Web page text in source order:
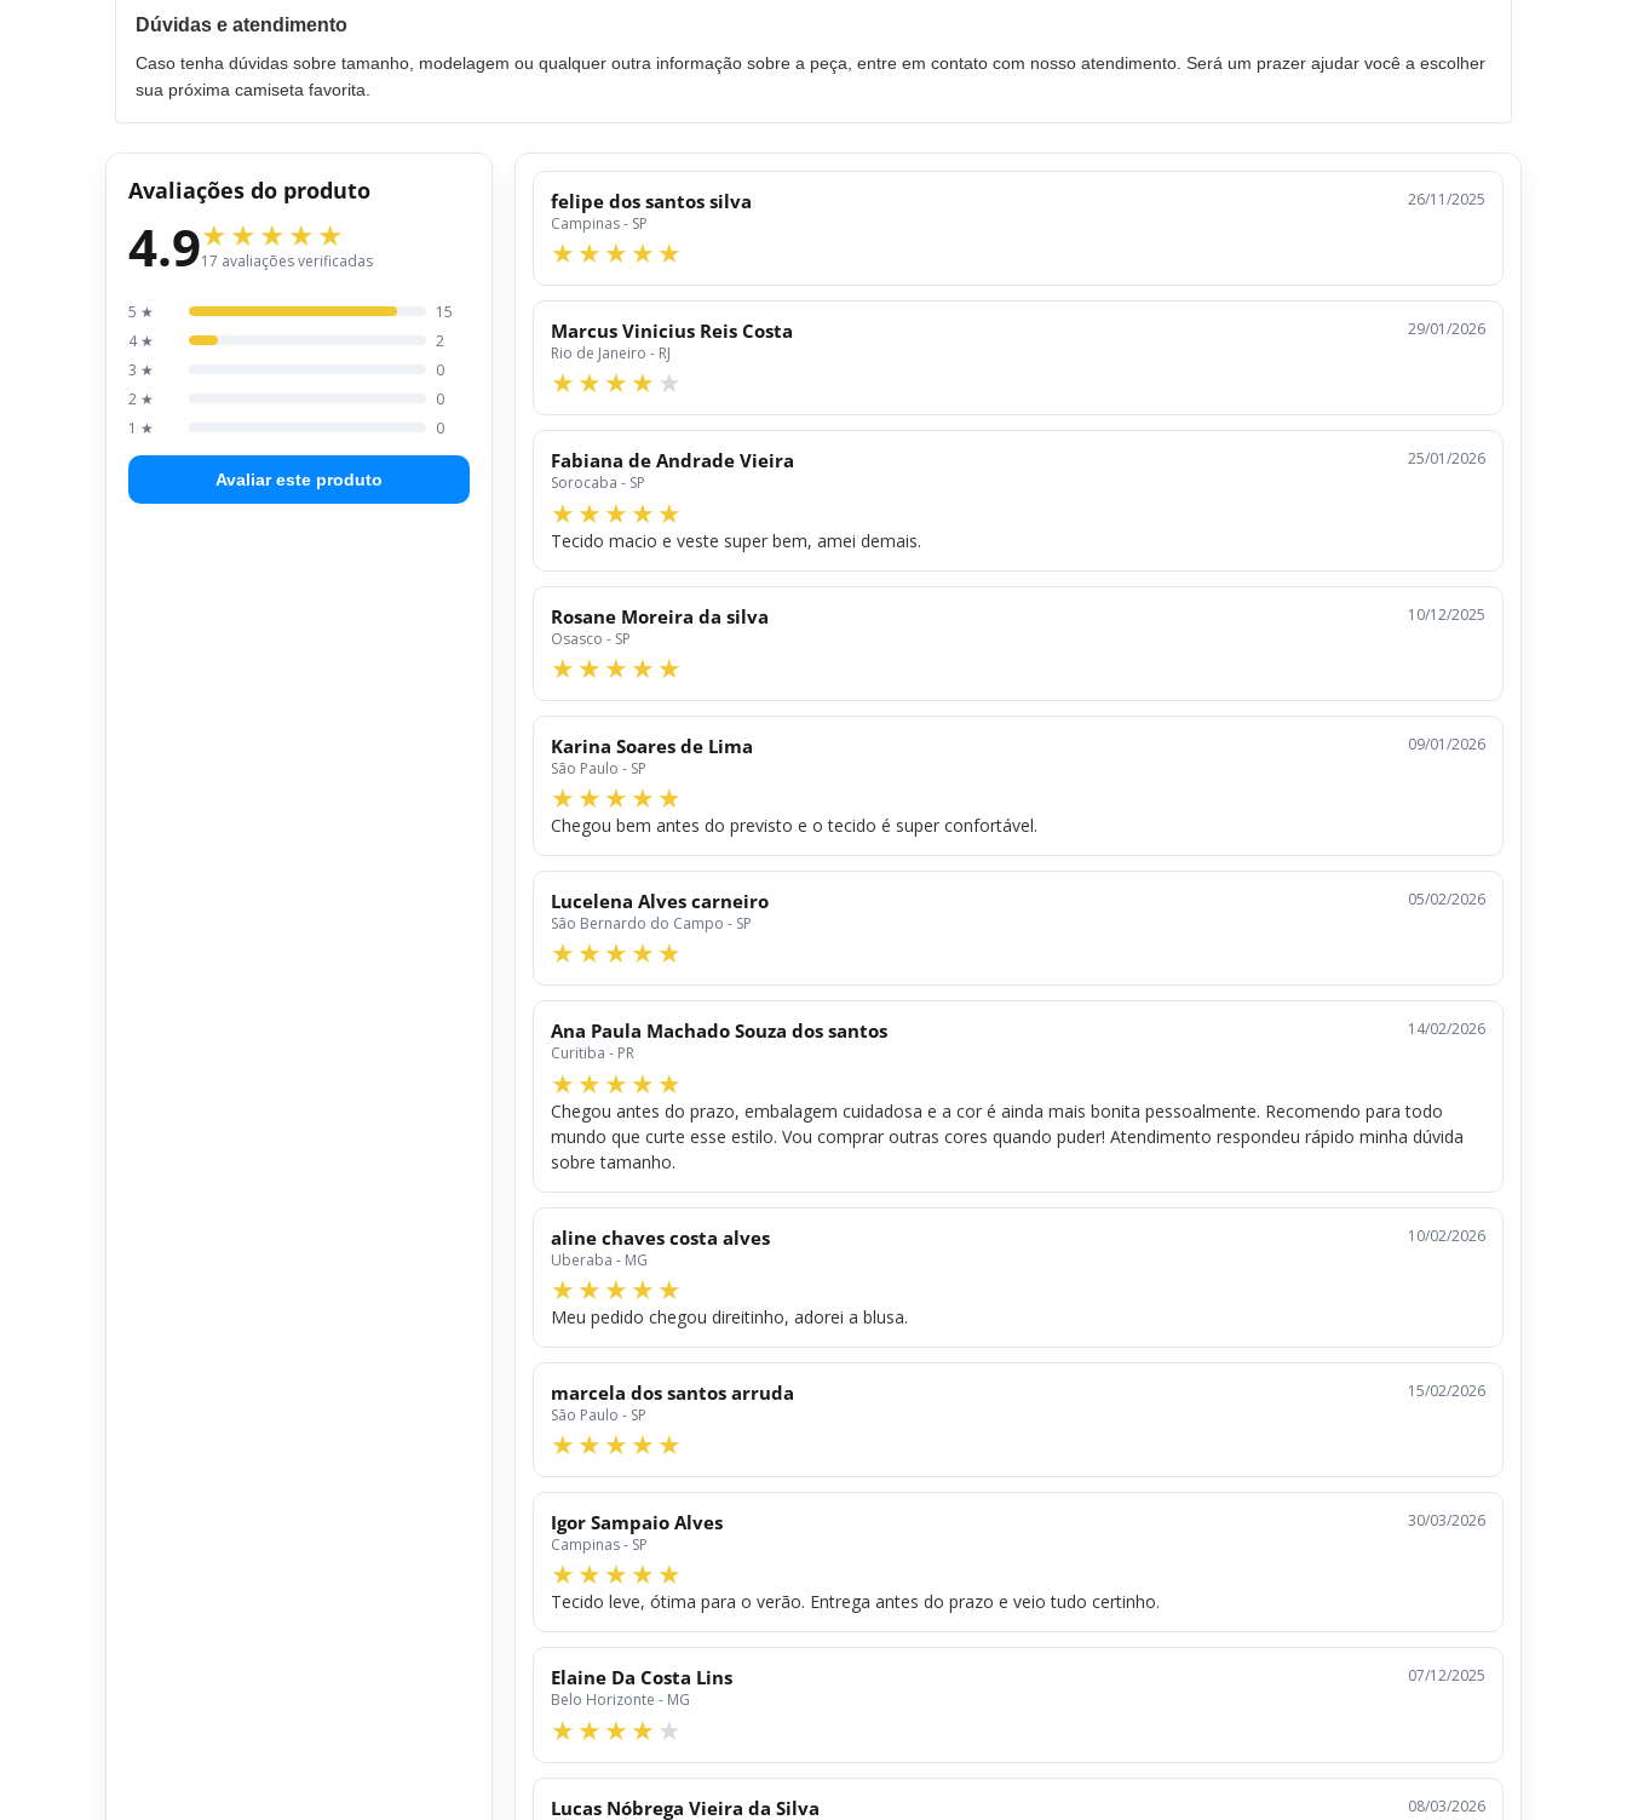
Dúvidas e atendimento
Caso tenha dúvidas sobre tamanho, modelagem ou qualquer outra informação sobre a peça, entre em contato com nosso atendimento. Será um prazer ajudar você a escolher
sua próxima camiseta favorita.
Avaliações do produto
4.917 avaliações verificadas
5 ★
15
4 ★
2
3 ★
0
2 ★
0
1 ★
0
Avaliar este produto
felipe dos santos silva
Campinas - SP
26/11/2025
Marcus Vinicius Reis Costa
Rio de Janeiro - RJ
29/01/2026
Fabiana de Andrade Vieira
Sorocaba - SP
25/01/2026
Tecido macio e veste super bem, amei demais.
Rosane Moreira da silva
Osasco - SP
10/12/2025
Karina Soares de Lima
São Paulo - SP
09/01/2026
Chegou bem antes do previsto e o tecido é super confortável.
Lucelena Alves carneiro
São Bernardo do Campo - SP
05/02/2026
Ana Paula Machado Souza dos santos
Curitiba - PR
14/02/2026
Chegou antes do prazo, embalagem cuidadosa e a cor é ainda mais bonita pessoalmente. Recomendo para todo
mundo que curte esse estilo. Vou comprar outras cores quando puder! Atendimento respondeu rápido minha dúvida
sobre tamanho.
aline chaves costa alves
Uberaba - MG
10/02/2026
Meu pedido chegou direitinho, adorei a blusa.
marcela dos santos arruda
São Paulo - SP
15/02/2026
Igor Sampaio Alves
Campinas - SP
30/03/2026
Tecido leve, ótima para o verão. Entrega antes do prazo e veio tudo certinho.
Elaine Da Costa Lins
Belo Horizonte - MG
07/12/2025
Lucas Nóbrega Vieira da Silva 08/03/2026